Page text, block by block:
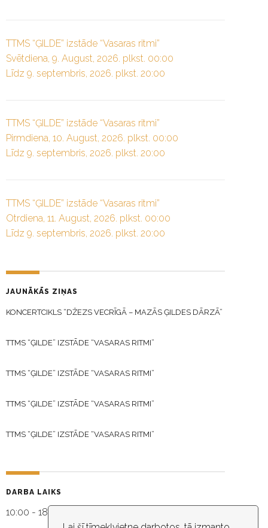
TTMS “ĢILDE” izstāde “Vasaras ritmi”
Svētdiena, 9. August, 2026. plkst. 00:00
Līdz 9. septembris, 2026. plkst. 20:00
TTMS “ĢILDE” izstāde “Vasaras ritmi”
Pirmdiena, 10. August, 2026. plkst. 00:00
Līdz 9. septembris, 2026. plkst. 20:00
TTMS “ĢILDE” izstāde “Vasaras ritmi”
Otrdiena, 11. August, 2026. plkst. 00:00
Līdz 9. septembris, 2026. plkst. 20:00
JAUNĀKĀS ZIŅAS
KONCERTCIKLS “DŽEZS VECRĪGĀ – MAZĀS ĢILDES DĀRZĀ”
TTMS “ĢILDE” IZSTĀDE “VASARAS RITMI”
TTMS “ĢILDE” IZSTĀDE “VASARAS RITMI”
TTMS “ĢILDE” IZSTĀDE “VASARAS RITMI”
TTMS “ĢILDE” IZSTĀDE “VASARAS RITMI”
DARBA LAIKS
10:00 - 18:30